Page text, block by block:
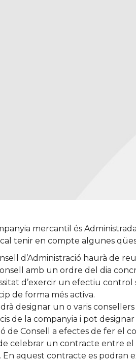
mercantil és
tenir en compte algunes
d’Administració haurà de
amb un ordre del dia
d’exercir un efectiu control
de forma més activa.
designar un o varis
de la companyia i pot
de Consell a efectes de fer el
de celebrar un contracte entre
En aquest contracte es podran